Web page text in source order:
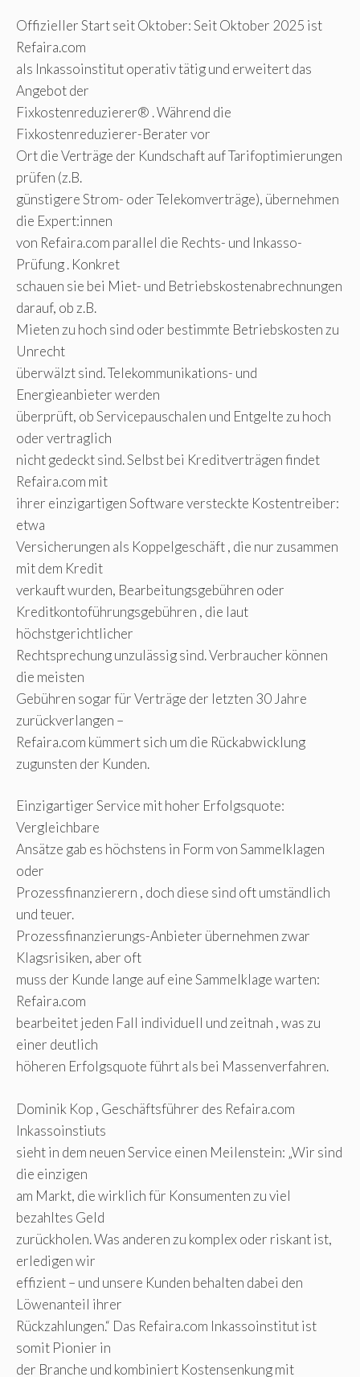
Offizieller Start seit Oktober: Seit Oktober 2025 ist
Refaira.com
als Inkassoinstitut operativ tätig und erweitert das
Angebot der
Fixkostenreduzierer® . Während die
Fixkostenreduzierer-Berater vor
Ort die Verträge der Kundschaft auf Tarifoptimierungen
prüfen (z.B.
günstigere Strom- oder Telekomverträge), übernehmen
die Expert:innen
von Refaira.com parallel die Rechts- und Inkasso-
Prüfung . Konkret
schauen sie bei Miet- und Betriebskostenabrechnungen
darauf, ob z.B.
Mieten zu hoch sind oder bestimmte Betriebskosten zu
Unrecht
überwälzt sind. Telekommunikations- und
Energieanbieter werden
überprüft, ob Servicepauschalen und Entgelte zu hoch
oder vertraglich
nicht gedeckt sind. Selbst bei Kreditverträgen findet
Refaira.com mit
ihrer einzigartigen Software versteckte Kostentreiber:
etwa
Versicherungen als Koppelgeschäft , die nur zusammen
mit dem Kredit
verkauft wurden, Bearbeitungsgebühren oder
Kreditkontoführungsgebühren , die laut
höchstgerichtlicher
Rechtsprechung unzulässig sind. Verbraucher können
die meisten
Gebühren sogar für Verträge der letzten 30 Jahre
zurückverlangen –
Refaira.com kümmert sich um die Rückabwicklung
zugunsten der Kunden.
Einzigartiger Service mit hoher Erfolgsquote:
Vergleichbare
Ansätze gab es höchstens in Form von Sammelklagen
oder
Prozessfinanzierern , doch diese sind oft umständlich
und teuer.
Prozessfinanzierungs-Anbieter übernehmen zwar
Klagsrisiken, aber oft
muss der Kunde lange auf eine Sammelklage warten:
Refaira.com
bearbeitet jeden Fall individuell und zeitnah , was zu
einer deutlich
höheren Erfolgsquote führt als bei Massenverfahren.
Dominik Kop , Geschäftsführer des Refaira.com
Inkassoinstiuts
sieht in dem neuen Service einen Meilenstein: „Wir sind
die einzigen
am Markt, die wirklich für Konsumenten zu viel
bezahltes Geld
zurückholen. Was anderen zu komplex oder riskant ist,
erledigen wir
effizient – und unsere Kunden behalten dabei den
Löwenanteil ihrer
Rückzahlungen.“ Das Refaira.com Inkassoinstitut ist
somit Pionier in
der Branche und kombiniert Kostensenkung mit